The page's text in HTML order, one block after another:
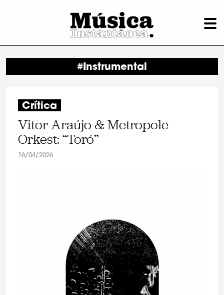
#Instrumental
Crítica
Vitor Araújo & Metropole
Orkest: “Toró”
16/04/2026